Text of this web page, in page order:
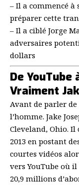
– Il a commencé à
préparer cette
– Il a ciblé Jorge
adversaires
dollars
De YouTube
Vraiment
Avant de parler
l’homme. Jake
Cleveland, Ohio. Il
2013 en postant
courtes vidéos
vers YouTube où
20,9 millions